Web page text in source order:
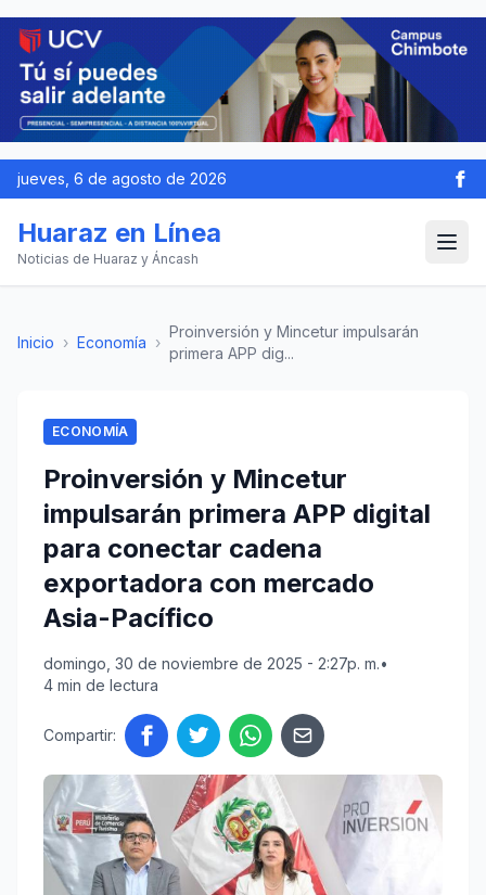
jueves, 6 de agosto de 2026
Huaraz en Línea
Noticias de Huaraz y Áncash
Inicio › Economía ›
Proinversión y Mincetur impulsarán
primera APP dig...
ECONOMÍA
Proinversión y Mincetur
impulsarán primera APP digital
para conectar cadena
exportadora con mercado
Asia-Pacífico
domingo, 30 de noviembre de 2025 - 2:27p. m.•
4 min de lectura
Compartir: